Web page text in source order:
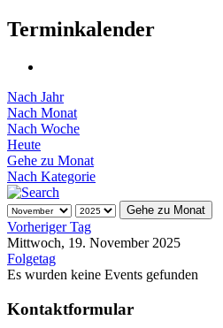
Terminkalender
Nach Jahr
Nach Monat
Nach Woche
Heute
Gehe zu Monat
Nach Kategorie
Gehe zu Monat
Vorheriger Tag
Mittwoch, 19. November 2025
Folgetag
Es wurden keine Events gefunden
Kontaktformular